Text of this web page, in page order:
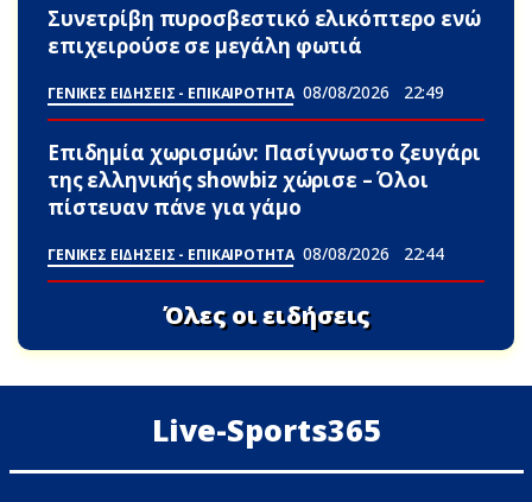
Συνετρίβη πυροσβεστικό ελικόπτερο ενώ
επιχειρούσε σε μεγάλη φωτιά
ΓΕΝΙΚΕΣ ΕΙΔΗΣΕΙΣ - ΕΠΙΚΑΙΡΟΤΗΤΑ 08/08/2026 22:49
Επιδημία χωρισμών: Πασίγνωστο ζευγάρι
της ελληνικής showbiz χώρισε – Όλοι
πίστευαν πάνε για γάμο
ΓΕΝΙΚΕΣ ΕΙΔΗΣΕΙΣ - ΕΠΙΚΑΙΡΟΤΗΤΑ 08/08/2026 22:44
Όλες οι ειδήσεις
Live-Sports365